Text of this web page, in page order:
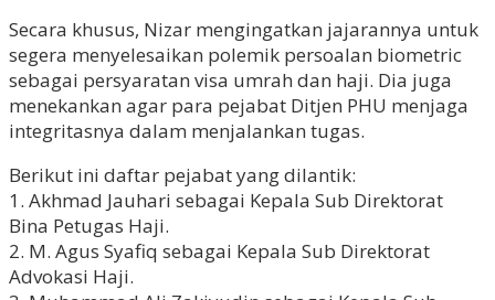
Secara khusus, Nizar mengingatkan jajarannya untuk
segera menyelesaikan polemik persoalan biometric
sebagai persyaratan visa umrah dan haji. Dia juga
menekankan agar para pejabat Ditjen PHU menjaga
integritasnya dalam menjalankan tugas.
Berikut ini daftar pejabat yang dilantik:
1. Akhmad Jauhari sebagai Kepala Sub Direktorat
Bina Petugas Haji.
2. M. Agus Syafiq sebagai Kepala Sub Direktorat
Advokasi Haji.